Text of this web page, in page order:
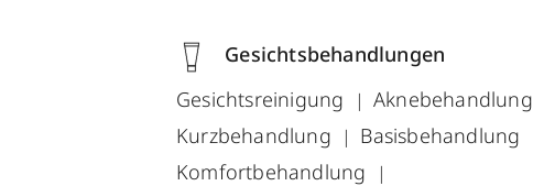
Gesichtsbehandlungen
Gesichtsreinigung
Aknebehandlung
Kurzbehandlung
Basisbehandlung
Komfortbehandlung